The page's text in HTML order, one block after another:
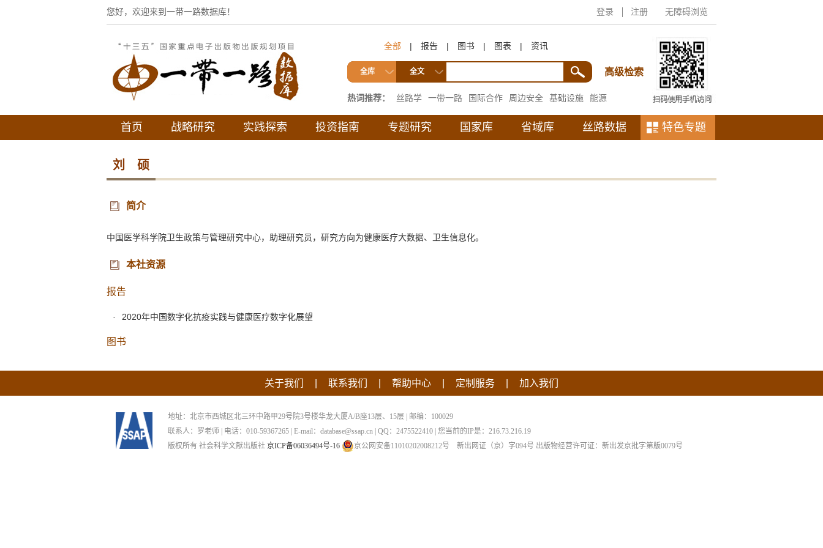
登录 注册 无障碍浏览
您好，欢迎来到一带一路数据库！
全部 | 报告 | 图书 | 图表 | 资讯
全库 全文 高级检索
热词推荐： 丝路学 一带一路 国际合作 周边安全 基础设施
能源
互联互通
首页 战略研究 实践探索 投资指南 专题研究 国家库 省域库 丝路数据 特色专题
刘 硕
简介
中国医学科学院卫生政策与管理研究中心，助理研究员，研究方向为健康医疗大数据、卫生信息化。
本社资源
报告
2020年中国数字化抗疫实践与健康医疗数字化展望
图书
关于我们 联系我们 帮助中心 定制服务 加入我们
地址：北京市西城区北三环中路甲29号院3号楼华龙大厦A/B座13层、15层 | 邮编：100029
联系人：罗老师 | 电话：010-59367265 | E-mail：database@ssap.cn | QQ：2475522410 | 您当前的IP是： 216.73.216.19
版权所有 社会科学文献出版社 京ICP备06036494号-16 京公网安备11010202008212号 新出网证（京）字094号 出版物经营许可证：新出发京批字第版0079号